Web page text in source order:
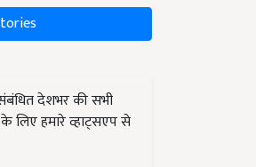
देशभर की सभी
लिए हमारे व्हाट्सएप से